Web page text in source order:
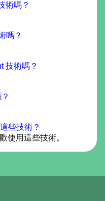
術嗎？
嗎？
技術嗎？
些技術？
使用這些技術。